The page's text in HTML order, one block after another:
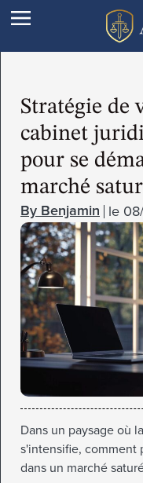
Stratégie de
cabinet
pour se
marché
Benjamin le
Dans un paysage où
s'intensifie, comment
dans un marché